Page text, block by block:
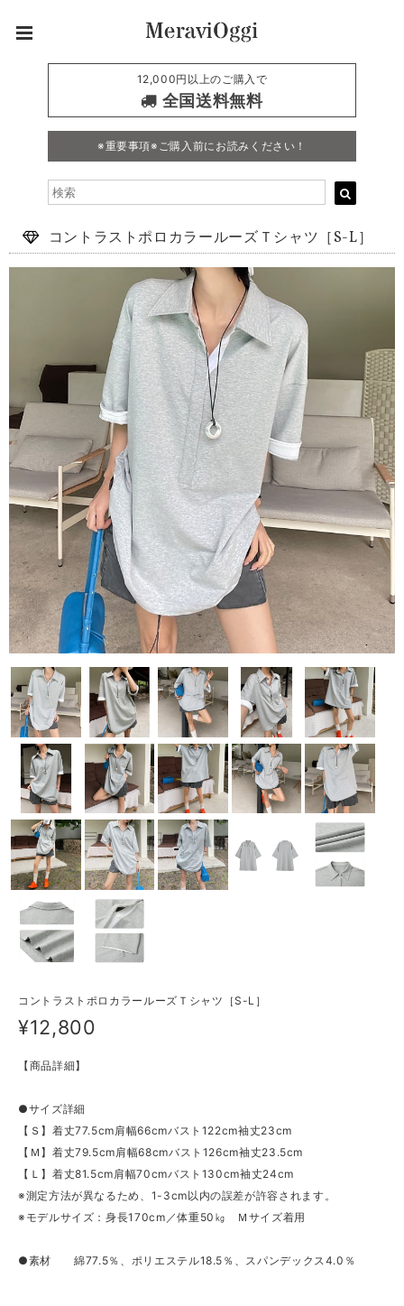
12,000円以上のご購入で
全国送料無料
※重要事項※ご購入前にお読みください！
コントラストポロカラールーズＴシャツ［S-L］
コントラストポロカラールーズＴシャツ［S-L］
¥12,800
【商品詳細】
●サイズ詳細
【Ｓ】着丈77.5cm肩幅66cmバスト122cm袖丈23cm
【Ｍ】着丈79.5cm肩幅68cmバスト126cm袖丈23.5cm
【Ｌ】着丈81.5cm肩幅70cmバスト130cm袖丈24cm
※測定方法が異なるため、1-3cm以内の誤差が許容されます。
※モデルサイズ：身長170cm／体重50㎏ Ｍサイズ着用
●素材 綿77.5％、ポリエステル18.5％、スパンデックス4.0％